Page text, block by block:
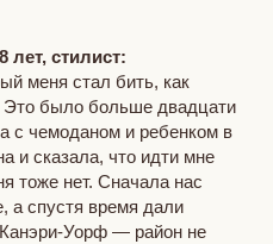
лет, стилист:
меня стал бить, как
Это было больше двадцати
с чемоданом и ребенком в
и сказала, что идти мне
тоже нет. Сначала нас
а спустя время дали
Уорф — район не